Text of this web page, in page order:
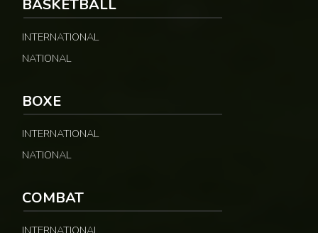
BASKETBALL
INTERNATIONAL
NATIONAL
BOXE
INTERNATIONAL
NATIONAL
COMBAT
INTERNATIONAL